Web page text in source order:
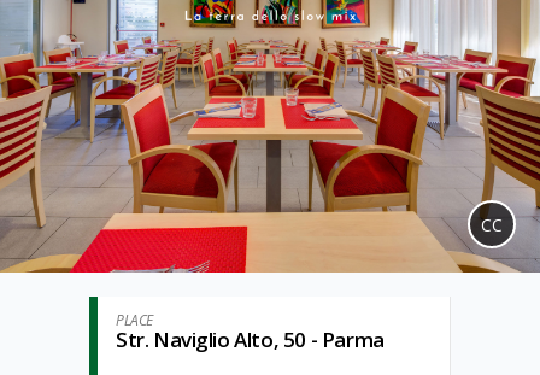
CC
PLACE
Str. Naviglio Alto, 50 - Parma